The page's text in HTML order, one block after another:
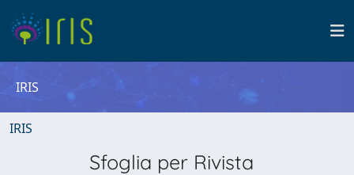
IRIS
IRIS
Sfoglia per Rivista